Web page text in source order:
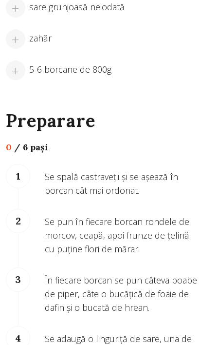
sare grunjoasă neiodată
zahăr
5-6 borcane de 800g
Preparare
0 / 6 pași
Se spală castraveții și se așează în
borcan cât mai ordonat.
Se pun în fiecare borcan rondele de
morcov, ceapă, apoi frunze de țelină
cu puține flori de mărar.
În fiecare borcan se pun câteva boabe
de piper, câte o bucățică de foaie de
dafin și o bucată de hrean.
Se adaugă o linguriță de sare, una de